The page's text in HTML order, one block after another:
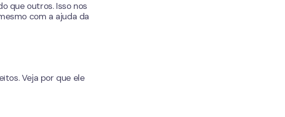
que outros. Isso nos
com a ajuda da
Veja por que ele